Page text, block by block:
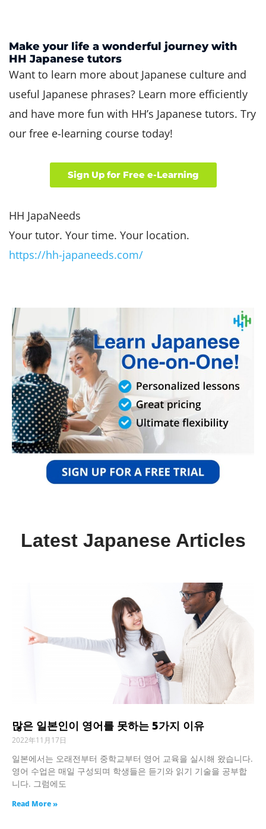
Make your life a wonderful journey with
HH Japanese tutors
Want to learn more about Japanese culture and
useful Japanese phrases? Learn more efficiently
and have more fun with HH’s Japanese tutors. Try
our free e-learning course today!
Sign Up for Free e-Learning
HH JapaNeeds
Your tutor. Your time. Your location.
https://hh-japaneeds.com/
Latest Japanese Articles
많은 일본인이 영어를 못하는 5가지 이유
2022年11月17日
일본에서는 오래전부터 중학교부터 영어 교육을 실시해 왔습니다.
영어 수업은 매일 구성되며 학생들은 듣기와 읽기 기술을 공부합
니다. 그럼에도
Read More »